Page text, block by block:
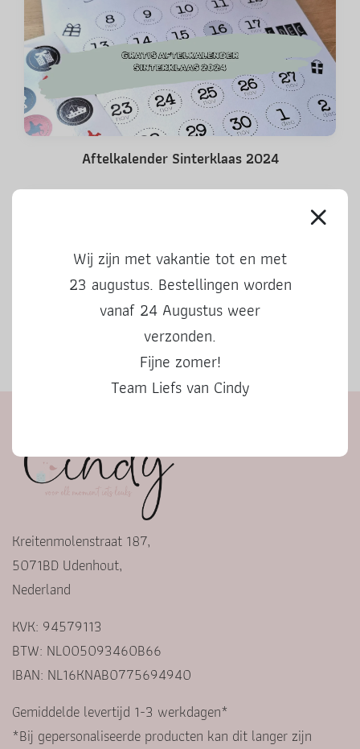
Aftelkalender Sinterklaas 2024
Herfstbingo
Wij zijn met vakantie tot en met
23 augustus. Bestellingen worden
vanaf 24 Augustus weer
verzonden.
Fijne zomer!
Team Liefs van Cindy
Kreitenmolenstraat 187,
5071BD Udenhout,
Nederland
KVK: 94579113
BTW: NL005093460B66
IBAN: NL16KNAB0775694940
Gemiddelde levertijd 1-3 werkdagen*
*Bij gepersonaliseerde producten kan dit langer zijn